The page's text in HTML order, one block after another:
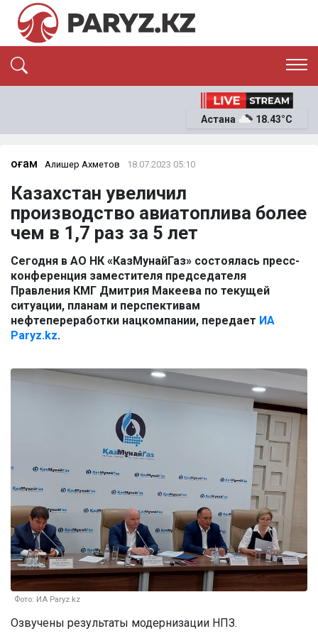
ЭКОНОМИКА
ОҚИҒА
News
Астана 18.43°C
Қоғам Алишер Ахметов 18.07.2023 05:10
Казахстан увеличил
производство авиатоплива более
чем в 1,7 раз за 5 лет
Сегодня в АО НК «КазМунайГаз» состоялась пресс-
конференция заместителя председателя
Правления КМГ Дмитрия Макеева по текущей
ситуации, планам и перспективам
нефтепереработки нацкомпании, передает ИА
Paryz.kz.
Фото: ИА Paryz.kz
Озвучены результаты модернизации НПЗ.